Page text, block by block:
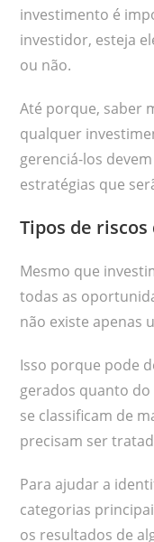
investimento é
investidor, esteja
ou não.
Até porque, saber
qualquer
gerenciá-los
estratégias que
Tipos de
Mesmo que
todas as
não existe apenas
Isso porque pode
gerados quanto
se classificam de
precisam ser
Para ajudar a
categorias
os resultados de